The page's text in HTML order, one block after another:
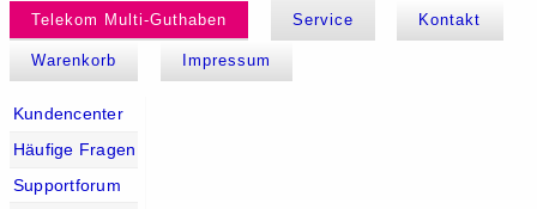
Telekom Multi-Guthaben Service Kontakt
Warenkorb Impressum
Kundencenter
Häufige Fragen
Supportforum